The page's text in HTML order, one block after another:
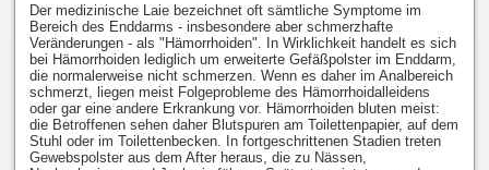
Der medizinische Laie bezeichnet oft sämtliche Symptome im
Bereich des Enddarms - insbesondere aber schmerzhafte
Veränderungen - als "Hämorrhoiden". In Wirklichkeit handelt es sich
bei Hämorrhoiden lediglich um erweiterte Gefäßpolster im Enddarm,
die normalerweise nicht schmerzen. Wenn es daher im Analbereich
schmerzt, liegen meist Folgeprobleme des Hämorrhoidalleidens
oder gar eine andere Erkrankung vor. Hämorrhoiden bluten meist:
die Betroffenen sehen daher Blutspuren am Toilettenpapier, auf dem
Stuhl oder im Toilettenbecken. In fortgeschrittenen Stadien treten
Gewebspolster aus dem After heraus, die zu Nässen,